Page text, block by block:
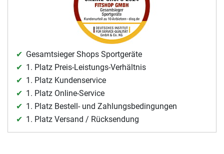
Gesamtsieger Shops Sportgeräte
1. Platz Preis-Leistungs-Verhältnis
1. Platz Kundenservice
1. Platz Online-Service
1. Platz Bestell- und Zahlungsbedingungen
1. Platz Versand / Rücksendung